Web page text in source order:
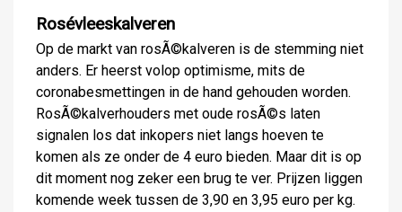
Rosévleeskalveren
Op de markt van rosÃ©kalveren is de stemming niet
anders. Er heerst volop optimisme, mits de
coronabesmettingen in de hand gehouden worden.
RosÃ©kalverhouders met oude rosÃ©s laten
signalen los dat inkopers niet langs hoeven te
komen als ze onder de 4 euro bieden. Maar dit is op
dit moment nog zeker een brug te ver. Prijzen liggen
komende week tussen de 3,90 en 3,95 euro per kg.